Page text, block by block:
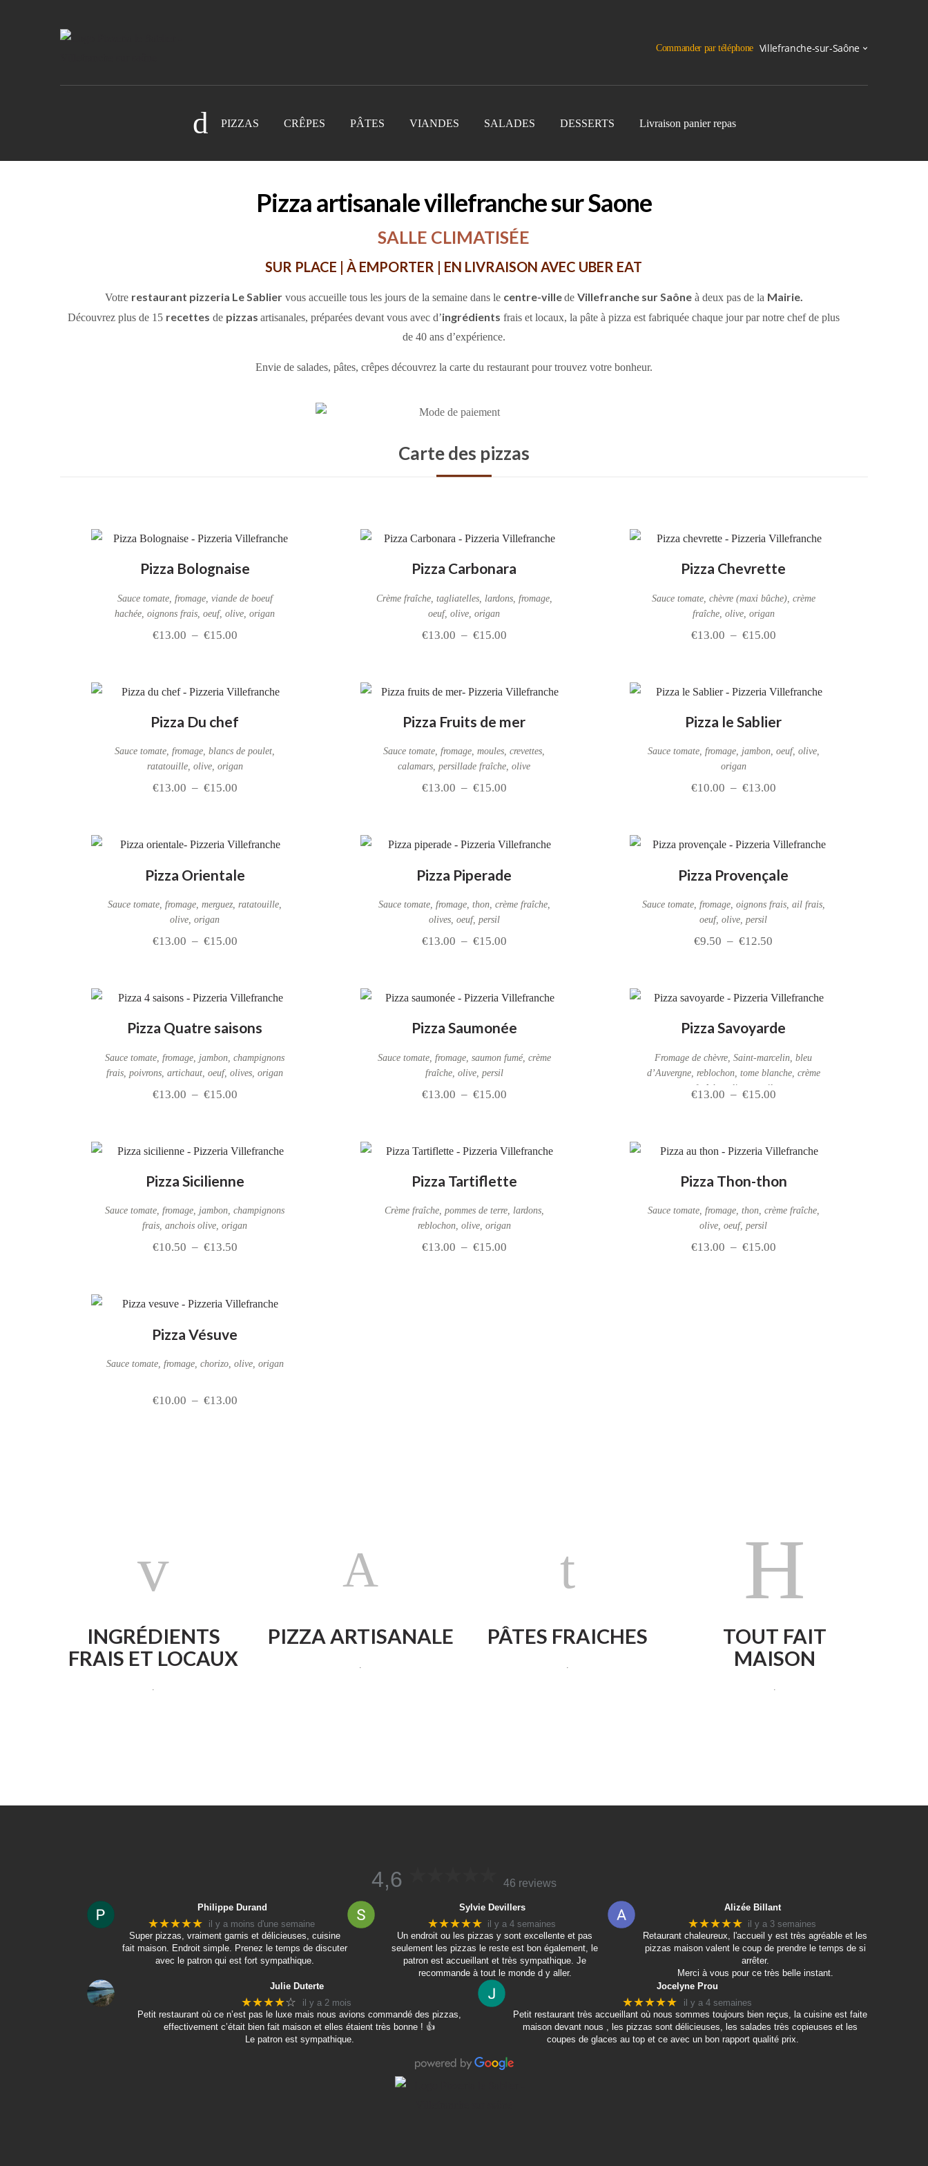
Commander par téléphone
PIZZAS CRÊPES PÂTES VIANDES SALADES DESSERTS Livraison panier repas
Pizza artisanale villefranche sur Saone
SALLE CLIMATISÉE
SUR PLACE | À EMPORTER | EN LIVRAISON AVEC UBER EAT
Votre restaurant pizzeria Le Sabliervous accueille tous les jours de la semaine dans le centre-villede Villefranche sur Saôneà deux pas de la Mairie.
Découvrez plus de 15 recettes de pizzas artisanales, préparées devant vous avec d’ingrédients frais et locaux, la pâte à pizza est fabriquée chaque jour par notre chef de plus
de 40 ans d’expérience.
Envie de salades, pâtes, crêpes découvrez la carte du restaurant pour trouvez votre bonheur.
Carte des pizzas
Pizza Bolognaise
Sauce tomate, fromage, viande de boeuf
hachée, oignons frais, oeuf, olive, origan
€13.00 – €15.00
Pizza Carbonara
Crème fraîche, tagliatelles, lardons, fromage,
oeuf, olive, origan
€13.00 – €15.00
Pizza Chevrette
Sauce tomate, chèvre (maxi bûche), crème
fraîche, olive, origan
€13.00 – €15.00
Pizza Du chef
Sauce tomate, fromage, blancs de poulet,
ratatouille, olive, origan
€13.00 – €15.00
Pizza Fruits de mer
Sauce tomate, fromage, moules, crevettes,
calamars, persillade fraîche, olive
€13.00 – €15.00
Pizza le Sablier
Sauce tomate, fromage, jambon, oeuf, olive,
origan
€10.00 – €13.00
Pizza Orientale
Sauce tomate, fromage, merguez, ratatouille,
olive, origan
€13.00 – €15.00
Pizza Piperade
Sauce tomate, fromage, thon, crème fraîche,
olives, oeuf, persil
€13.00 – €15.00
Pizza Provençale
Sauce tomate, fromage, oignons frais, ail frais,
oeuf, olive, persil
€9.50 – €12.50
Pizza Quatre saisons
Sauce tomate, fromage, jambon, champignons
frais, poivrons, artichaut, oeuf, olives, origan
€13.00 – €15.00
Pizza Saumonée
Sauce tomate, fromage, saumon fumé, crème
fraîche, olive, persil
€13.00 – €15.00
Pizza Savoyarde
Fromage de chèvre, Saint-marcelin, bleu
d’Auvergne, reblochon, tome blanche, crème
fraîche, olive, persil
€13.00 – €15.00
Pizza Sicilienne
Sauce tomate, fromage, jambon, champignons
frais, anchois olive, origan
€10.50 – €13.50
Pizza Tartiflette
Crème fraîche, pommes de terre, lardons,
reblochon, olive, origan
€13.00 – €15.00
Pizza Thon-thon
Sauce tomate, fromage, thon, crème fraîche,
olive, oeuf, persil
€13.00 – €15.00
Pizza Vésuve
Sauce tomate, fromage, chorizo, olive, origan
€10.00 – €13.00
INGRÉDIENTS
FRAIS ET LOCAUX
.
PIZZA ARTISANALE
.
PÂTES FRAICHES
.
TOUT FAIT
MAISON
.
4,6 46 reviews
Philippe Durand
★★★★★
il y a moins d'une semaine
Super pizzas, vraiment garnis et délicieuses, cuisine
fait maison. Endroit simple. Prenez le temps de discuter
avec le patron qui est fort sympathique.
Sylvie Devillers
★★★★★ il y a 4 semaines
Un endroit ou les pizzas y sont excellente et pas
seulement les pizzas le reste est bon également, le
patron est accueillant et très sympathique. Je
recommande à tout le monde d y aller.
Alizée Billant
★★★★★ il y a 3 semaines
Retaurant chaleureux, l'accueil y est très agréable et les
pizzas maison valent le coup de prendre le temps de si
arrêter.
Merci à vous pour ce très belle instant.
Julie Duterte
★★★★☆
il y a 2 mois
Petit restaurant où ce n’est pas le luxe mais nous avions commandé des pizzas,
effectivement c’était bien fait maison et elles étaient très bonne ! 👍
Le patron est sympathique.
Jocelyne Prou
★★★★★
il y a 4 semaines
Petit restaurant très accueillant où nous sommes toujours bien reçus, la cuisine est faite
maison devant nous , les pizzas sont délicieuses, les salades très copieuses et les
coupes de glaces au top et ce avec un bon rapport qualité prix.